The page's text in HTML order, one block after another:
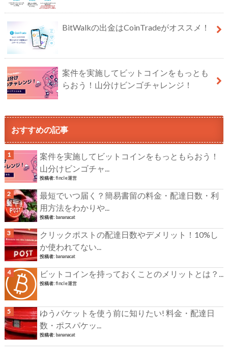
BitWalkの出金はCoinTradeがオススメ！
案件を実施してビットコインをもっとも
らおう！山分けビンゴチャレンジ！
おすすめの記事
案件を実施してビットコインをもっともらおう！
山分けビンゴチャ...
投稿者:fincle運営
最短でいつ届く？簡易書留の料金・配達日数・利
用方法をわかりや...
投稿者: bananacat
クリックポストの配達日数やデメリット！10%し
か使われてない...
投稿者: bananacat
ビットコインを持っておくことのメリットとは？...
投稿者:fincle運営
ゆうパケットを使う前に知りたい! 料金・配達日
数・ポスパケッ...
投稿者: bananacat